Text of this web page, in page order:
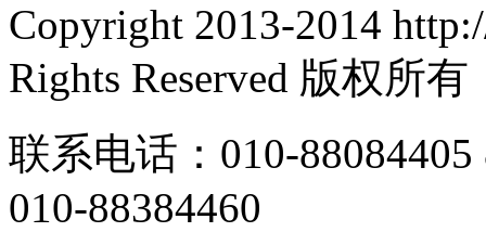
Copyright 2013-2014
Rights Reserved 版权所
联系电话：010-
010-88384460